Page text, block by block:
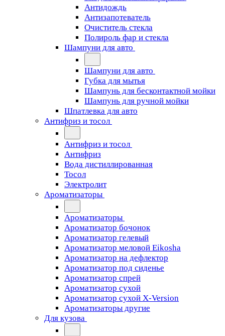
Антидождь
Антизапотеватель
Очиститель стекла
Полироль фар и стекла
Шампуни для авто
Шампуни для авто
Губка для мытья
Шампунь для бесконтактной мойки
Шампунь для ручной мойки
Шпатлевка для авто
Антифриз и тосол
Антифриз и тосол
Антифриз
Вода дистиллированная
Тосол
Электролит
Ароматизаторы
Ароматизаторы
Ароматизатор бочонок
Ароматизатор гелевый
Ароматизатор меловой Eikosha
Ароматизатор на дефлектор
Ароматизатор под сиденье
Ароматизатор спрей
Ароматизатор сухой
Ароматизатор сухой X-Version
Ароматизаторы другие
Для кузова